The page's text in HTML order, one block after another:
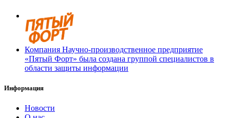
Компания Научно-производственное предприятие
«Пятый Форт» была создана группой специалистов в
области защиты информации
Информация
Новости